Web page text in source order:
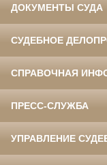
ДОКУМЕНТЫ СУДА
СУДЕБНОЕ
СПРАВОЧНАЯ
ПРЕСС-СЛУЖБА
УПРАВЛЕНИЕ